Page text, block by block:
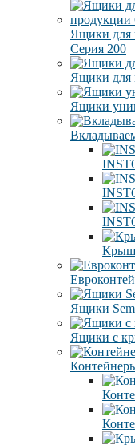
Ящики для
Серия 200
Ящики для
Ящики
Ящики
Ящики с